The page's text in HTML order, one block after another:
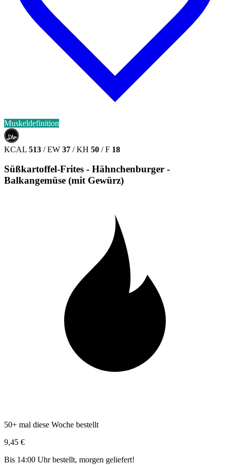
Muskeldefinition
حلال
HALAL
KCAL 513 / EW 37 / KH 50 / F 18
Süßkartoffel-Frites - Hähnchenburger -
Balkangemüse (mit Gewürz)
50+ mal diese Woche bestellt
9,45 €
Bis 14:00 Uhr bestellt, morgen geliefert!